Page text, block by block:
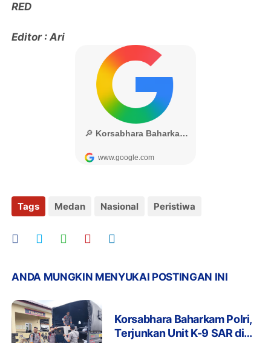
RED
Editor : Ari
Tags Medan Nasional Peristiwa
ANDA MUNGKIN MENYUKAI POSTINGAN INI
Korsabhara Baharkam Polri,
Terjunkan Unit K-9 SAR di